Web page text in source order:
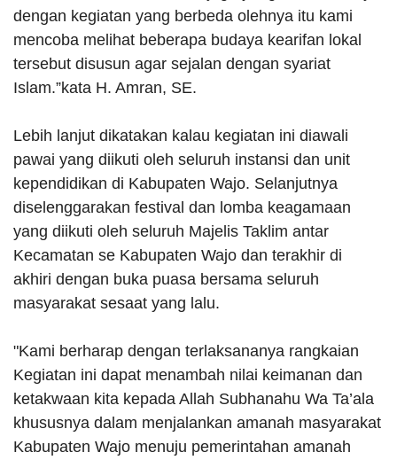
dengan kegiatan yang berbeda olehnya itu kami
mencoba melihat beberapa budaya kearifan lokal
tersebut disusun agar sejalan dengan syariat
Islam.”kata H. Amran, SE.
Lebih lanjut dikatakan kalau kegiatan ini diawali
pawai yang diikuti oleh seluruh instansi dan unit
kependidikan di Kabupaten Wajo. Selanjutnya
diselenggarakan festival dan lomba keagamaan
yang diikuti oleh seluruh Majelis Taklim antar
Kecamatan se Kabupaten Wajo dan terakhir di
akhiri dengan buka puasa bersama seluruh
masyarakat sesaat yang lalu.
"Kami berharap dengan terlaksananya rangkaian
Kegiatan ini dapat menambah nilai keimanan dan
ketakwaan kita kepada Allah Subhanahu Wa Ta’ala
khususnya dalam menjalankan amanah masyarakat
Kabupaten Wajo menuju pemerintahan amanah